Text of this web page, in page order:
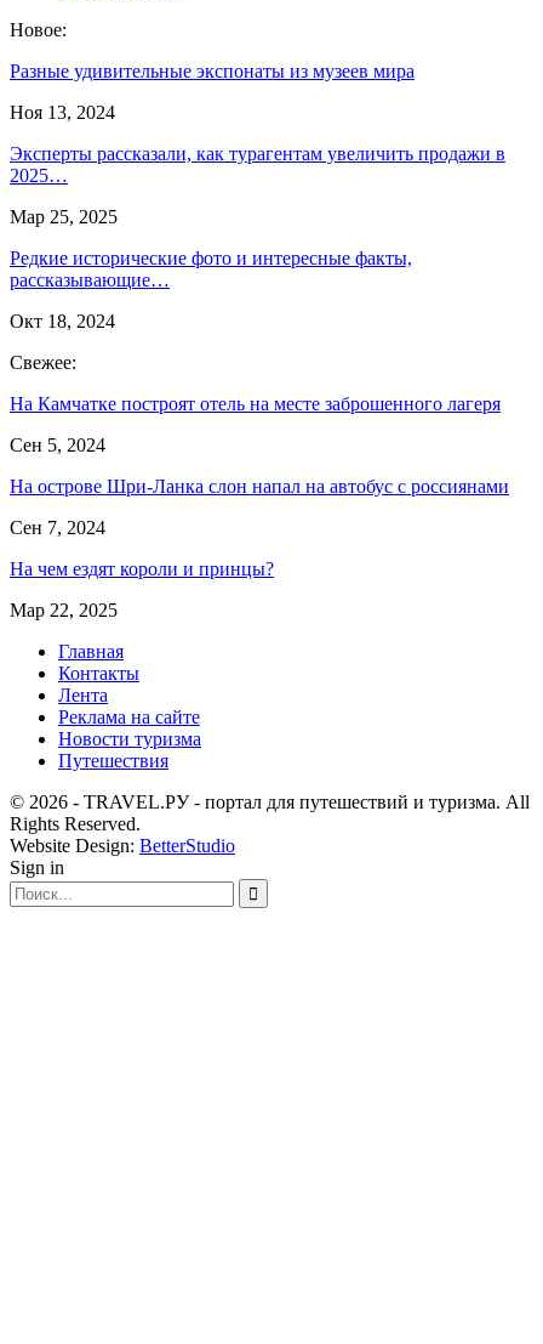
Новое:
Разные удивительные экспонаты из музеев мира
Ноя 13, 2024
Эксперты рассказали, как турагентам увеличить продажи в
2025…
Мар 25, 2025
Редкие исторические фото и интересные факты,
рассказывающие…
Окт 18, 2024
Свежее:
На Камчатке построят отель на месте заброшенного лагеря
Сен 5, 2024
На острове Шри-Ланка слон напал на автобус с россиянами
Сен 7, 2024
На чем ездят короли и принцы?
Мар 22, 2025
Главная
Контакты
Лента
Реклама на сайте
Новости туризма
Путешествия
© 2026 - TRAVEL.РУ - портал для путешествий и туризма. All
Rights Reserved.
Website Design: BetterStudio
Sign in